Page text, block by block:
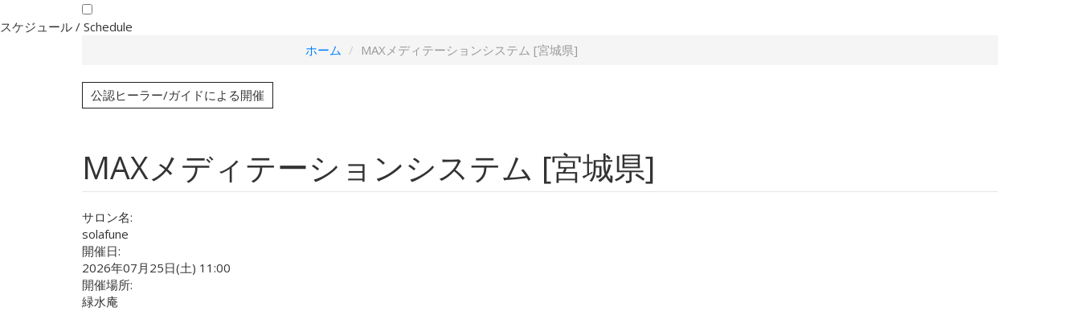
スケジュール / Schedule
ホーム
MAXメディテーションシステム [宮城県]
公認ヒーラー/ガイドによる開催
MAXメディテーションシステム [宮城県]
サロン名:
solafune
開催日:
2026年07月25日(土) 11:00
開催場所:
緑水庵